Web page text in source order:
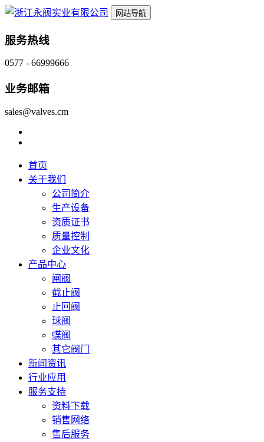
网站导航
服务热线
0577 - 66999666
业务邮箱
sales@valves.cm
首页
关于我们
公司简介
生产设备
资质证书
质量控制
企业文化
产品中心
闸阀
截止阀
止回阀
球阀
蝶阀
其它阀门
新闻资讯
行业应用
服务支持
资料下载
销售网络
售后服务